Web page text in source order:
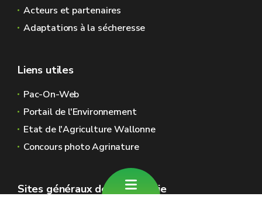
Acteurs et partenaires
Adaptations à la sécheresse
Liens utiles
Pac-On-Web
Portail de l'Environnement
Etat de l'Agriculture Wallonne
Concours photo Agrinature
Sites généraux de la Wallonie